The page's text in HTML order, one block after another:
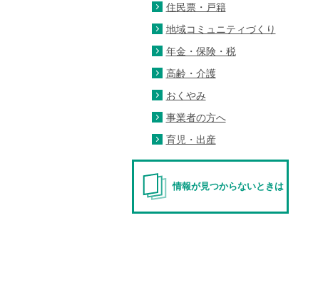
住民票・戸籍
地域コミュニティづくり
年金・保険・税
高齢・介護
おくやみ
事業者の方へ
育児・出産
情報が見つからないときは